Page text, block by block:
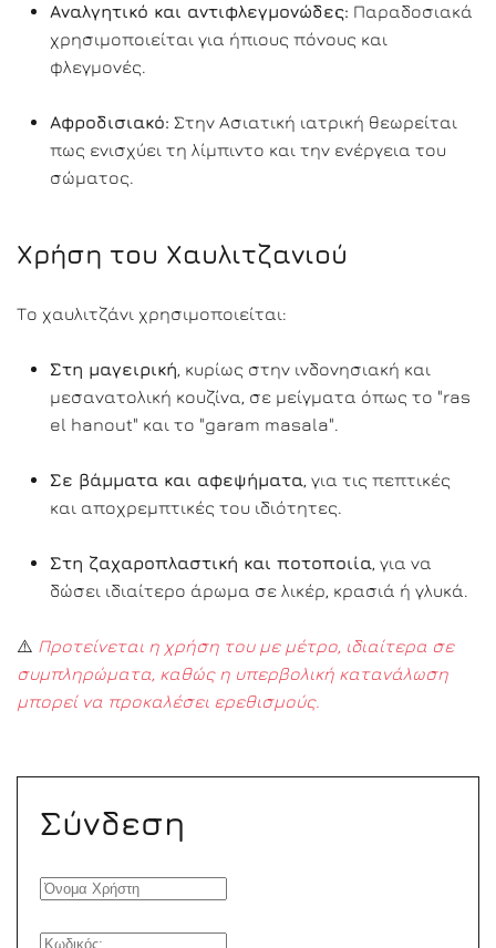
Αναλγητικό και αντιφλεγμονώδες: Παραδοσιακά
χρησιμοποιείται για ήπιους πόνους και
φλεγμονές.
Αφροδισιακό: Στην Ασιατική ιατρική θεωρείται
πως ενισχύει τη λίμπιντο και την ενέργεια του
σώματος.
Χρήση του Χαυλιτζανιού
Το χαυλιτζάνι χρησιμοποιείται:
Στη μαγειρική, κυρίως στην ινδονησιακή και
μεσανατολική κουζίνα, σε μείγματα όπως το "ras
el hanout" και το "garam masala".
Σε βάμματα και αφεψήματα, για τις πεπτικές
και αποχρεμπτικές του ιδιότητες.
Στη ζαχαροπλαστική και ποτοποιία, για να
δώσει ιδιαίτερο άρωμα σε λικέρ, κρασιά ή γλυκά.
⚠️ Προτείνεται η χρήση του με μέτρο, ιδιαίτερα σε
συμπληρώματα, καθώς η υπερβολική κατανάλωση
μπορεί να προκαλέσει ερεθισμούς.
Σύνδεση